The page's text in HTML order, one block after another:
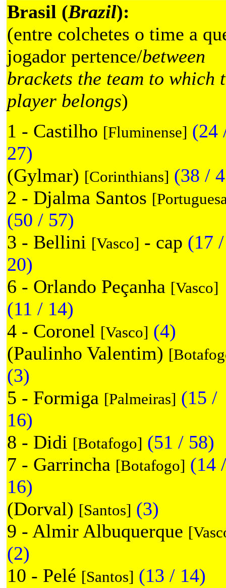
Brasil (Brazil):
(entre colchetes o time a
jogador pertence/between
brackets the team to which
player belongs)
1 - Castilho [Fluminense] (24
27)
(Gylmar) [Corinthians] (38 /
2 - Djalma Santos
(50 / 57)
3 - Bellini [Vasco] - cap (17 /
20)
6 - Orlando Peçanha [Vasco]
(11 / 14)
4 - Coronel [Vasco] (4)
(Paulinho Valentim)
(3)
5 - Formiga [Palmeiras] (15 /
16)
8 - Didi [Botafogo] (51 / 58)
7 - Garrincha [Botafogo] (14 /
16)
(Dorval) [Santos] (3)
9 - Almir Albuquerque
(2)
10 - Pelé [Santos] (13 / 14)